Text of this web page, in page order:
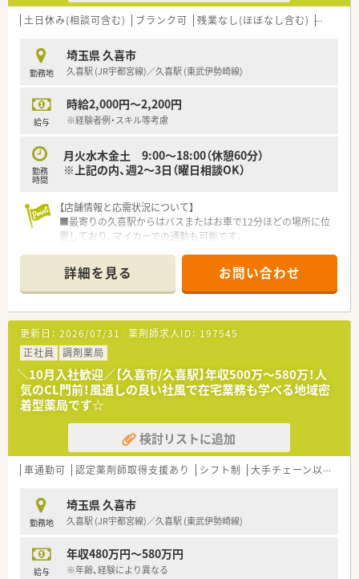
て暮らせる環境の創造を目指しています。
■経営トップ自身も薬剤師の資格を持っており、現場で働くスタ
【勤務実態について】
■年間休日は120日以上と非常に多く確保されており、日祝休み
■開局時間は月曜日から土曜日まで毎日9時から17時までとな
っており、遅番の勤務が発生いたしません。
お休みを取得してリフレッシュできます。
【想定されるモデル年収】
500万円からスタートの相談が可能です。
■これまでの経験が豊富で即戦力として活躍できる方の場合は、
初年度から年収550万円以上を検討します。
後も安定した収入アップを目指せます。
土日休み(相談可含む) ブランク可 残業なし(ほぼなし含む) 車通勤
勤務地
埼玉県 久喜市
久喜駅 (JR宇都宮線)／久喜駅 (東武伊勢崎線)
給与
時給2,000円～2,200円
※経験者例・スキル等考慮
勤務
時間
月火水木金土 9:00～18:00（休憩60分）
※上記の内、週2～3日（曜日相談OK）
【店舗情報と応需状況について】
■最寄りの久喜駅からはバスまたはお車で12分ほどの場所に位
置しており、マイカーでの通勤も可能です。
あたりの処方箋枚数は約50枚です。
■薬剤師は常勤1名と複数の非常勤スタッフが在籍しており、協
力しながら業務を進める体制が整っています。
【法人特徴について】
■埼玉県内、特に本社のある羽生市を中心に20店舗以上の調剤
薬局をドミナント展開している企業です。
■「地域医療に貢献するかかりつけ薬局」をビジョンとして掲
げ、患者様一人ひとりと向き合っています。
■クリニックや医院の門前に店舗を構えることが多く、特定の領
域で専門性を深めていくことができます。
【職場環境と雰囲気】
■20~30代の若手薬剤師さんを中心に幅広い年代の方が活躍し
ております
通じて他店舗スタッフとの交流も活発です。
■現場経験が豊富な採用担当者が親身に相談に乗るなど、会社全
体で職員をサポートする風土があります。
詳細を見る お問い合わせ
更新日： 2026/07/31 薬剤師求人ID： 197545
正社員
調剤薬局
＼10月入社歓迎／【久喜市/久喜駅】年収500万～580万！人
気のCL門前！風通しの良い社風で在宅業務も学べる地域密
着型薬局です☆
検討リストに追加
車通勤可 認定薬剤師取得支援あり シフト制 大手チェーン以外
勤務地
埼玉県 久喜市
久喜駅 (JR宇都宮線)／久喜駅 (東武伊勢崎線)
給与
年収480万円～580万円
※年齢、経験により異なる